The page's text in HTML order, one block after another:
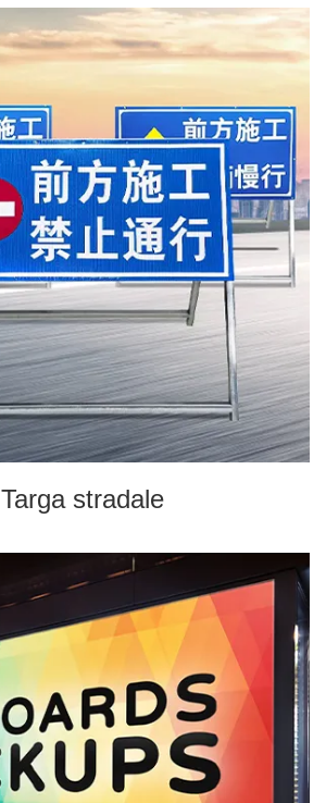
Targa stradale